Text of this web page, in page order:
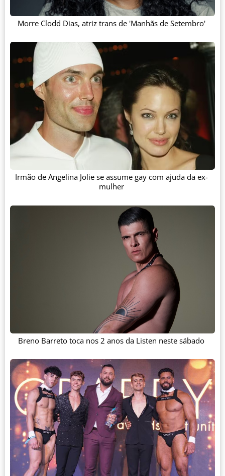
Morre Clodd Dias, atriz trans de 'Manhãs de Setembro'
Irmão de Angelina Jolie se assume gay com ajuda da ex-
mulher
Breno Barreto toca nos 2 anos da Listen neste sábado